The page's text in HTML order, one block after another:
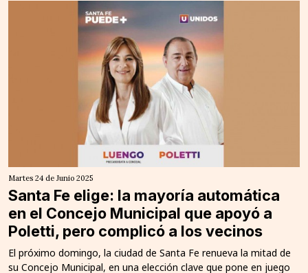
Martes 24 de Junio 2025
Santa Fe elige: la mayoría automática
en el Concejo Municipal que apoyó a
Poletti, pero complicó a los vecinos
El próximo domingo, la ciudad de Santa Fe renueva la mitad de
su Concejo Municipal, en una elección clave que pone en juego